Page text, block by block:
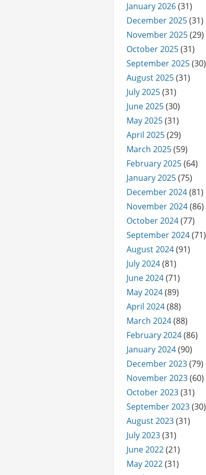
January 2026(31)
December 2025(31)
November 2025(29)
October 2025(31)
September 2025(30)
August 2025(31)
July 2025(31)
June 2025(30)
May 2025(31)
April 2025(29)
March 2025(59)
February 2025(64)
January 2025(75)
December 2024(81)
November 2024(86)
October 2024(77)
September 2024(71)
August 2024(91)
July 2024(81)
June 2024(71)
May 2024(89)
April 2024(88)
March 2024(88)
February 2024(86)
January 2024(90)
December 2023(79)
November 2023(60)
October 2023(31)
September 2023(30)
August 2023(31)
July 2023(31)
June 2022(21)
May 2022(31)